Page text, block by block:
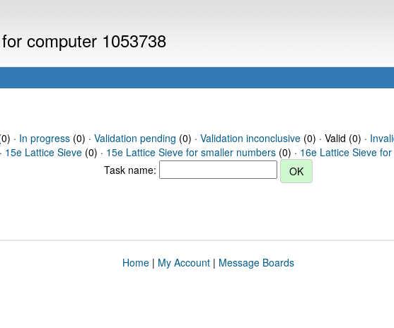
computer 1053738
· In progress(0) · Validation pending (0) · Validation inconclusive(0) · Valid (0) ·
15e Lattice Sieve (0) · 15e Lattice Sieve for smaller numbers (0) · 16e Lattice Sieve
Task name:
Home| My Account| Message Boards